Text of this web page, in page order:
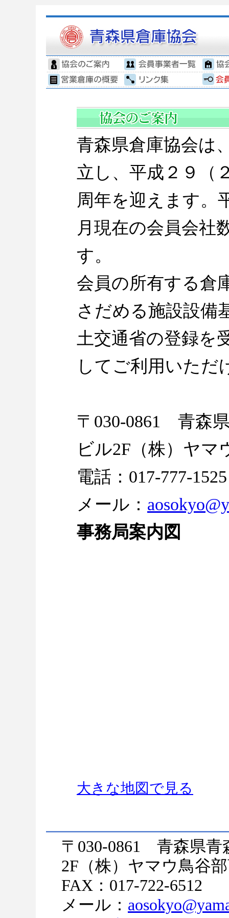
青森県倉庫協会は
立し、平成２９（
周年を迎えます。
月現在の会員会社
す。
会員の所有する倉
さだめる施設設備
土交通省の登録を
してご利用いただ
〒030-0861 青森
ビル2F（株）ヤマ
電話：017-777-
メール：
事務局案内図
大きな地図で見る
〒030-0861 青森県
2F（株）ヤマウ鳥谷
FAX：017-722-6512
メール：